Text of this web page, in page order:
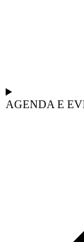
AGENDA E